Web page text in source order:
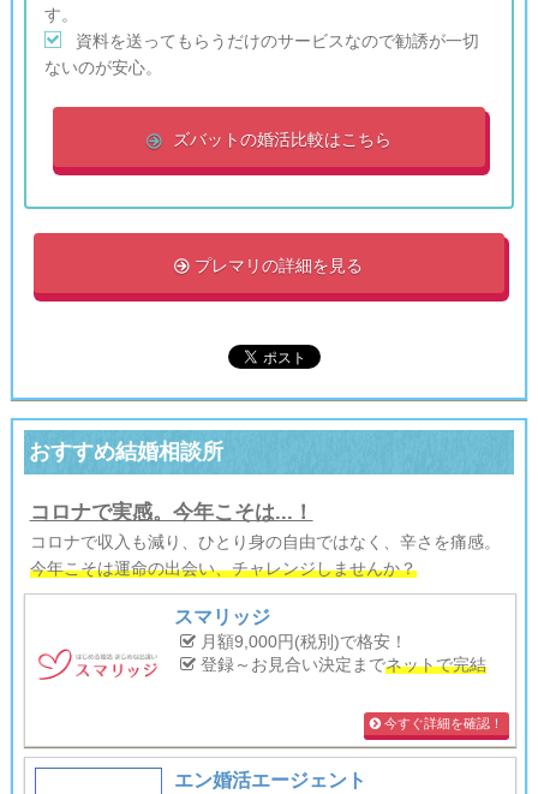
す。

資料を送ってもらうだけのサービスなので勧誘が一切
ないのが安心。
 ズバットの婚活比較はこちら
 プレマリの詳細を見る
おすすめ結婚相談所
コロナで実感。今年こそは...！
コロナで収入も減り、ひとり身の自由ではなく、辛さを痛感。
今年こそは運命の出会い、チャレンジしませんか？
スマリッジ
月額9,000円(税別)で格安！
登録～お見合い決定までネットで完結
今すぐ詳細を確認！
エン婚活エージェント